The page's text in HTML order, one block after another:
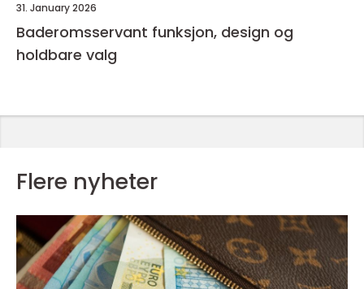
31. January 2026
Baderomsservant funksjon, design og
holdbare valg
Flere nyheter